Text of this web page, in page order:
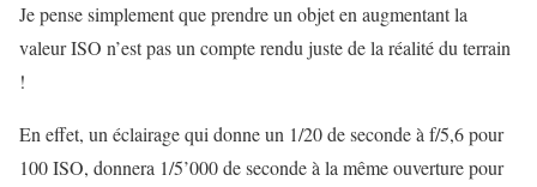
Je pense simplement que prendre un objet en augmentant la
valeur ISO n’est pas un compte rendu juste de la réalité du terrain
!
En effet, un éclairage qui donne un 1/20 de seconde à f/5,6 pour
100 ISO, donnera 1/5’000 de seconde à la même ouverture pour